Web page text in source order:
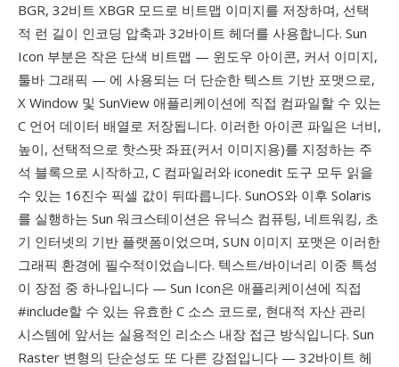
BGR, 32비트 XBGR 모드로 비트맵 이미지를 저장하며, 선택
적 런 길이 인코딩 압축과 32바이트 헤더를 사용합니다. Sun
Icon 부분은 작은 단색 비트맵 — 윈도우 아이콘, 커서 이미지,
툴바 그래픽 — 에 사용되는 더 단순한 텍스트 기반 포맷으로,
X Window 및 SunView 애플리케이션에 직접 컴파일할 수 있는
C 언어 데이터 배열로 저장됩니다. 이러한 아이콘 파일은 너비,
높이, 선택적으로 핫스팟 좌표(커서 이미지용)를 지정하는 주
석 블록으로 시작하고, C 컴파일러와 iconedit 도구 모두 읽을
수 있는 16진수 픽셀 값이 뒤따릅니다. SunOS와 이후 Solaris
를 실행하는 Sun 워크스테이션은 유닉스 컴퓨팅, 네트워킹, 초
기 인터넷의 기반 플랫폼이었으며, SUN 이미지 포맷은 이러한
그래픽 환경에 필수적이었습니다. 텍스트/바이너리 이중 특성
이 장점 중 하나입니다 — Sun Icon은 애플리케이션에 직접
#include할 수 있는 유효한 C 소스 코드로, 현대적 자산 관리
시스템에 앞서는 실용적인 리소스 내장 접근 방식입니다. Sun
Raster 변형의 단순성도 또 다른 강점입니다 — 32바이트 헤